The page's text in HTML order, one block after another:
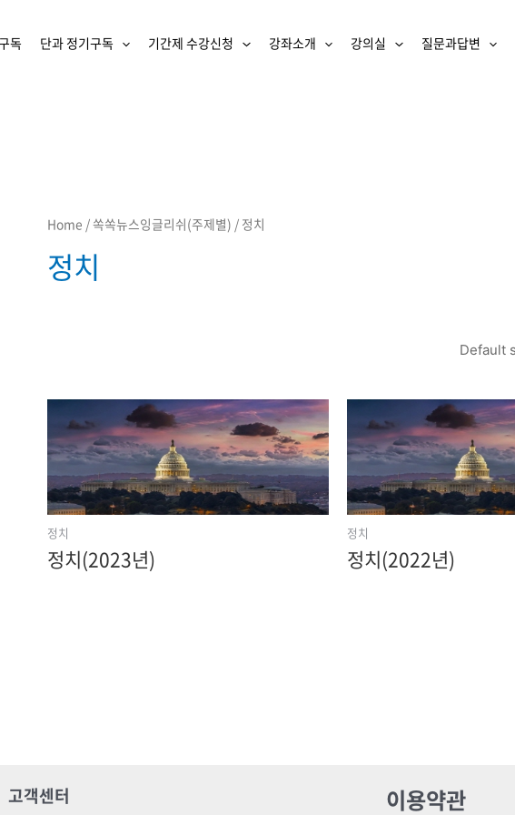
독 단과 정기구독 기간제 수강신청 강좌소개 강의실 질문과답변
Home /쏙쏙뉴스잉글리쉬(주제별) / 정치
정치
정치
정치(2023년)
정치
정치(2022년)
고객센터 이용약관